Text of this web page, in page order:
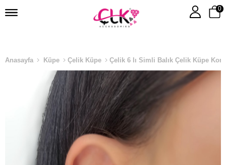
0
Anasayfa Küpe Çelik Küpe Çelik 6 lı Simli Balık Çelik Küpe